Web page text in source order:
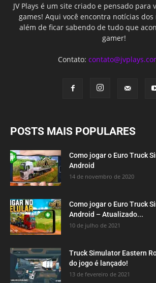
JV Plays é um site criado e pensado para
games! Aqui você encontra notícias
além de ficar sabendo de tudo que
gamer!
Contato:
POSTS MAIS POPULARES
Como jogar o Euro Truck
Android
14 de novembro de 2020
Como jogar o Euro Truck
Android – Atualizado...
10 de julho de 2021
Truck Simulator Eastern
do jogo é lançado!
13 de fevereiro de 2021